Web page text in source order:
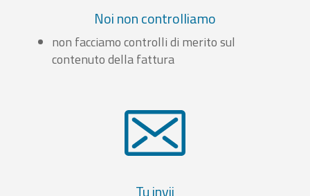
Noi non controlliamo
non facciamo controlli di merito sul
contenuto della fattura
Tu invii